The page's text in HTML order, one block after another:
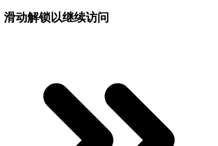
滑动解锁以继续访问